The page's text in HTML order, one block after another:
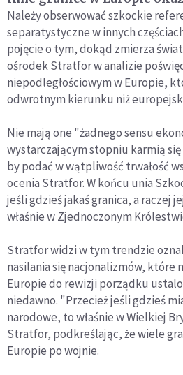
Należy obserwować szkockie
separatystyczne w innych
pojęcie o tym, dokąd zmierza
ośrodek Stratfor w analizie
niepodległościowym w Europie,
odwrotnym kierunku niż
Nie mają one "żadnego sensu
wystarczającym stopniu karmią
by podać w wątpliwość trwałość
ocenia Stratfor. W końcu unia
jeśli gdzieś jakaś granica, a raczej
właśnie w Zjednoczonym
Stratfor widzi w tym trendzie
nasilania się nacjonalizmów, które
Europie do rewizji porządku
niedawno. "Przecież jeśli gdzieś
narodowe, to właśnie w Wielkiej
Stratfor, podkreślając, że wiele
Europie po wojnie.